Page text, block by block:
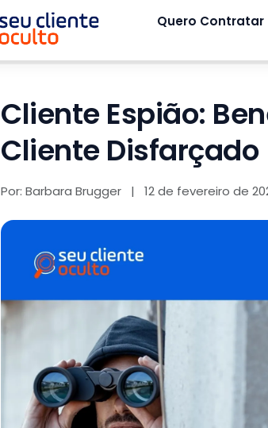
Quero Contratar
Cliente Espião:
Cliente Disfarçado
Por: Barbara Brugger | 12 de fevereiro de